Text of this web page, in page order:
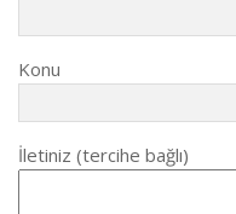
Konu
İletiniz (tercihe bağlı)